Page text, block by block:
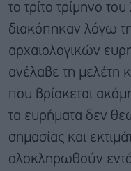
το τρίτο τρίμηνο
διακόπηκαν λόγω
αρχαιολογικών
ανέλαβε τη μελέτη
που βρίσκεται
τα ευρήματα δεν
σημασίας και
ολοκληρωθούν